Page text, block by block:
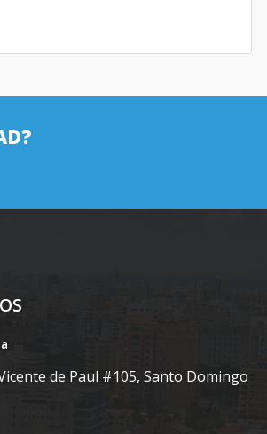
de Paul #105, Santo Domingo